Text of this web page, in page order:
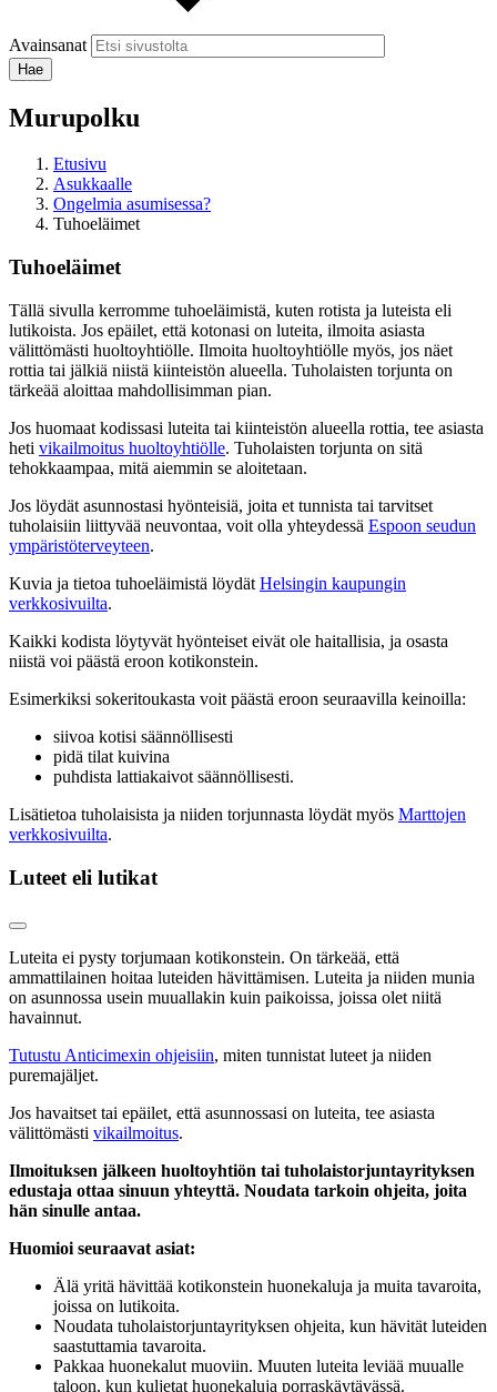
Avainsanat
Murupolku
Etusivu
Asukkaalle
Ongelmia asumisessa?
Tuhoeläimet
Tuhoeläimet
Tällä sivulla kerromme tuhoeläimistä, kuten rotista ja luteista eli
lutikoista. Jos epäilet, että kotonasi on luteita, ilmoita asiasta
välittömästi huoltoyhtiölle. Ilmoita huoltoyhtiölle myös, jos näet
rottia tai jälkiä niistä kiinteistön alueella. Tuholaisten torjunta on
tärkeää aloittaa mahdollisimman pian.
Jos huomaat kodissasi luteita tai kiinteistön alueella rottia, tee asiasta
heti vikailmoitus huoltoyhtiölle. Tuholaisten torjunta on sitä
tehokkaampaa, mitä aiemmin se aloitetaan.
Jos löydät asunnostasi hyönteisiä, joita et tunnista tai tarvitset
tuholaisiin liittyvää neuvontaa, voit olla yhteydessä Espoon seudun
ympäristöterveyteen.
Kuvia ja tietoa tuhoeläimistä löydät Helsingin kaupungin
verkkosivuilta.
Kaikki kodista löytyvät hyönteiset eivät ole haitallisia, ja osasta
niistä voi päästä eroon kotikonstein.
Esimerkiksi sokeritoukasta voit päästä eroon seuraavilla keinoilla:
siivoa kotisi säännöllisesti
pidä tilat kuivina
puhdista lattiakaivot säännöllisesti.
Lisätietoa tuholaisista ja niiden torjunnasta löydät myös Marttojen
verkkosivuilta.
Luteet eli lutikat
Luteita ei pysty torjumaan kotikonstein. On tärkeää, että
ammattilainen hoitaa luteiden hävittämisen. Luteita ja niiden munia
on asunnossa usein muuallakin kuin paikoissa, joissa olet niitä
havainnut.
Tutustu Anticimexin ohjeisiin, miten tunnistat luteet ja niiden
puremajäljet.
Jos havaitset tai epäilet, että asunnossasi on luteita, tee asiasta
välittömästi vikailmoitus.
Ilmoituksen jälkeen huoltoyhtiön tai tuholaistorjuntayrityksen
edustaja ottaa sinuun yhteyttä. Noudata tarkoin ohjeita, joita
hän sinulle antaa.
Huomioi seuraavat asiat:
Älä yritä hävittää kotikonstein huonekaluja ja muita tavaroita,
joissa on lutikoita.
Noudata tuholaistorjuntayrityksen ohjeita, kun hävität luteiden
saastuttamia tavaroita.
Pakkaa huonekalut muoviin. Muuten luteita leviää muualle
taloon, kun kuljetat huonekaluja porraskäytävässä.